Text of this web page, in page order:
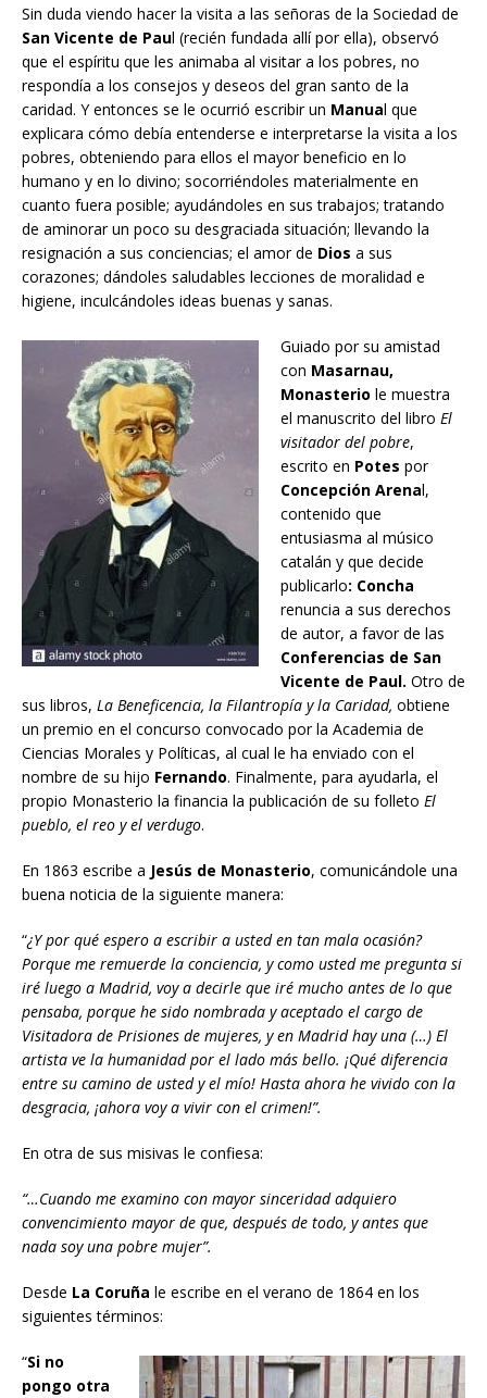
Sin duda viendo hacer la visita a las señoras de la Sociedad de
San Vicente de Paul (recién fundada allí por ella), observó
que el espíritu que les animaba al visitar a los pobres, no
respondía a los consejos y deseos del gran santo de la
caridad. Y entonces se le ocurrió escribir un Manual que
explicara cómo debía entenderse e interpretarse la visita a los
pobres, obteniendo para ellos el mayor beneficio en lo
humano y en lo divino; socorriéndoles materialmente en
cuanto fuera posible; ayudándoles en sus trabajos; tratando
de aminorar un poco su desgraciada situación; llevando la
resignación a sus conciencias; el amor de Dios a sus
corazones; dándoles saludables lecciones de moralidad e
higiene, inculcándoles ideas buenas y sanas.
Guiado por su amistad
con Masarnau,
Monasterio le muestra
el manuscrito del libro El
visitador del pobre,
escrito en Potes por
Concepción Arenal,
contenido que
entusiasma al músico
catalán y que decide
publicarlo: Concha
renuncia a sus derechos
de autor, a favor de las
Conferencias de San
Vicente de Paul. Otro de
sus libros, La Beneficencia, la Filantropía y la Caridad, obtiene
un premio en el concurso convocado por la Academia de
Ciencias Morales y Políticas, al cual le ha enviado con el
nombre de su hijo Fernando. Finalmente, para ayudarla, el
propio Monasterio la financia la publicación de su folleto El
pueblo, el reo y el verdugo.
En 1863 escribe a Jesús de Monasterio, comunicándole una
buena noticia de la siguiente manera:
“¿Y por qué espero a escribir a usted en tan mala ocasión?
Porque me remuerde la conciencia, y como usted me pregunta si
iré luego a Madrid, voy a decirle que iré mucho antes de lo que
pensaba, porque he sido nombrada y aceptado el cargo de
Visitadora de Prisiones de mujeres, y en Madrid hay una (…) El
artista ve la humanidad por el lado más bello. ¡Qué diferencia
entre su camino de usted y el mío! Hasta ahora he vivido con la
desgracia, ¡ahora voy a vivir con el crimen!”.
En otra de sus misivas le confiesa:
“…Cuando me examino con mayor sinceridad adquiero
convencimiento mayor de que, después de todo, y antes que
nada soy una pobre mujer”.
Desde La Coruña le escribe en el verano de 1864 en los
siguientes términos:
“Si no
pongo otra